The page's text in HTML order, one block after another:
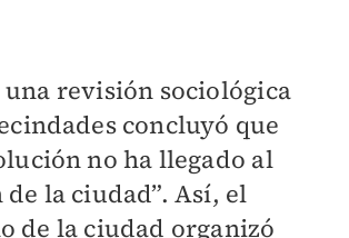
una revisión sociológica
concluyó que
no ha llegado al
de la ciudad”. Así, el
de la ciudad organizó